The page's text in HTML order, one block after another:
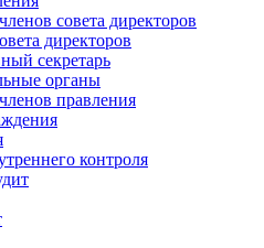
совета директоров
директоров
секретарь
органы
правления
контроля